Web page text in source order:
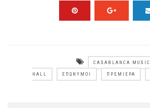
CASABLANCA MUSIC
HALL ΕΠΏΝΥΜΟΙ ΠΡΕΜΙΈΡΑ